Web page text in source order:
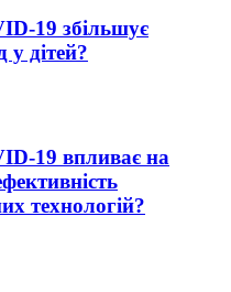
19 збільшує
у дітей?
19 впливає на
технологій?